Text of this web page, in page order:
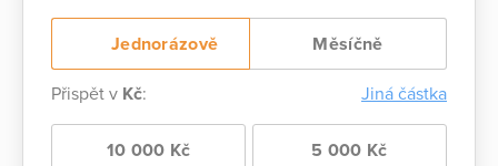
Jednorázově Měsíčně
Přispět v Kč: Jiná částka
10 000 Kč 5 000 Kč